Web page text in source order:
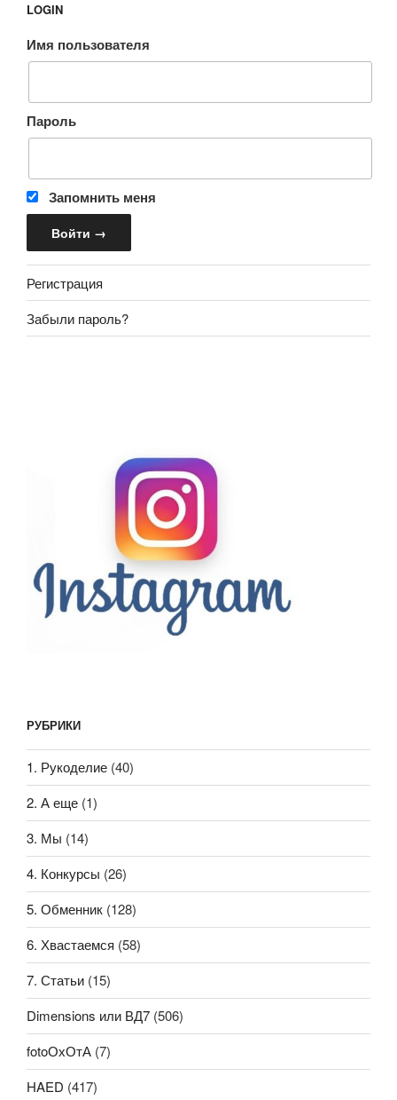
LOGIN
Имя пользователя
Пароль
Запомнить меня
Регистрация
Забыли пароль?
РУБРИКИ
1. Рукоделие (40)
2. А еще (1)
3. Мы (14)
4. Конкурсы (26)
5. Обменник (128)
6. Хвастаемся (58)
7. Статьи (15)
Dimensions или ВД7 (506)
fotoОхОтА (7)
HAED (417)